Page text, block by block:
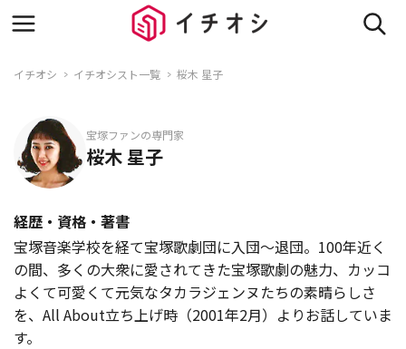
イチオシ イチオシスト一覧 桜木 星子
宝塚ファンの専門家
桜木 星子
経歴・資格・著書
宝塚音楽学校を経て宝塚歌劇団に入団～退団。100年近く
の間、多くの大衆に愛されてきた宝塚歌劇の魅力、カッコ
よくて可愛くて元気なタカラジェンヌたちの素晴らしさ
を、All About立ち上げ時（2001年2月）よりお話していま
す。